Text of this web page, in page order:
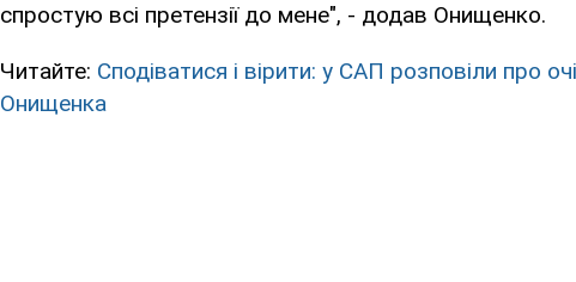
спростую всі претензії до мене", - додав Онищенко.
Читайте: Сподіватися і вірити: у САП розповіли про
Онищенка